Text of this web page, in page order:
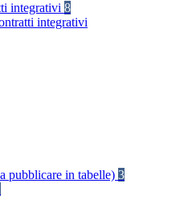
integrativi 8
integrativi
pubblicare in tabelle) 3